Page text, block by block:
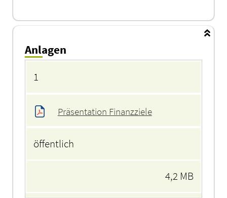
Anlagen
1
Präsentation Finanzziele
öffentlich
4,2 MB